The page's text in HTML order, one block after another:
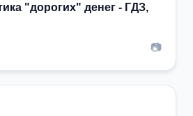
"дорогих" денег - ГДЗ,
📷